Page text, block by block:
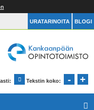
BLOGI
URATARINOITA
Muuta kontrastia
Tekstin koko: - +